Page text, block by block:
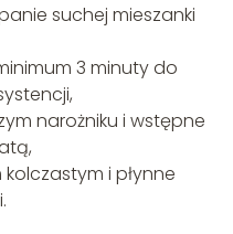
suchej mieszanki
3 minuty do
narożniku i wstępne
i płynne